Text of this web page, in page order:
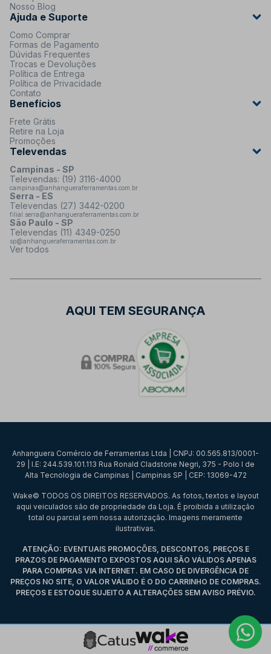
Nosso Blog
Ajuda e Suporte
Como Comprar
Formas de Pagamento
Dúvidas Frequentes
Trocas e Devoluções
Política de Entrega
Política de Privacidade
Contato
Benefícios
Frete Grátis
Retire na Loja
Promoções
Televendas
Campinas - SP
Televendas: (19) 3116-4000
campinas@anhangueraferramentas.com.br
Serra - ES
Televendas (27) 3442-0200
filial.serra@anhangueraferramentas.com.br
São Paulo - SP
Televendas (11) 4349-0250
sp@anhangueraferramentas.com.br
Ver todos
AQUI TEM SEGURANÇA
Anhanguera Comércio de Ferramentas Ltda | CNPJ: 00.565.813/0001-
29 | I.E: 244.539.101.113 Rua Ronald Cladstone Negri, 375 - Polo I de
Alta Tecnologia de Campinas | Campinas SP | CEP: 13069-472
Wake© TODOS OS DIREITOS RESERVADOS. As fotos, textos e layout
aqui veiculados são de propriedade da Loja. É proibida a utilização
total ou parcial sem nossa autorização. Imagens meramente
ilustrativas.
ATENÇÃO: EVENTUAIS PROMOÇÕES, DESCONTOS, PREÇOS E
PRAZOS DE PAGAMENTO EXPOSTOS AQUI SÃO VÁLIDOS APENAS
PARA COMPRAS VIA INTERNET. EM CASO DE DIVERGÊNCIA DE
PREÇOS NO SITE, O VALOR VÁLIDO É O DO CARRINHO DE COMPRAS.
PREÇOS E ESTOQUE SUJEITO A ALTERAÇÕES SEM AVISO PRÉVIO.